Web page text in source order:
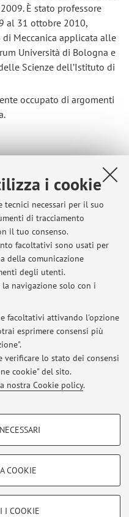
i cookie
necessari per il suo
di tracciamento
il tuo consenso.
facoltativi sono usati per
della comunicazione
degli utenti.
navigazione solo con i
facoltativi attivando l'opzione
esprimere consensi più
verificare lo stato dei consensi
cookie" del sito.
nostra Cookie policy.
COOKIE
I COOKIE
È stato professore
al 31 ottobre 2010,
Meccanica applicata alle
Università di Bologna e
Scienze dell’Istituto di
occupato di argomenti
di Bologna
alla mappa
presenti avvisi.
contenuti del sito.
IVA: 01131710376